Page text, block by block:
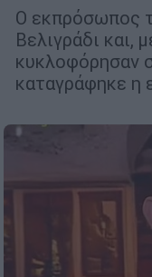
Ο εκπρόσωπος
Βελιγράδι και,
κυκλοφόρησαν
καταγράφηκε η